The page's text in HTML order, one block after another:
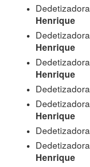
Henrique
Henrique
Henrique
Henrique
Henrique